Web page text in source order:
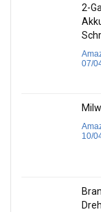
2-
07/
10/